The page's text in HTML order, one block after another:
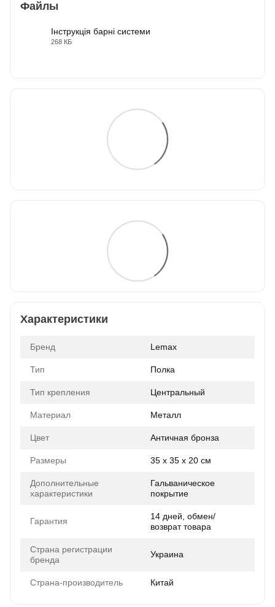
Файлы
Інструкція барні системи
268 КБ
Характеристики
Бренд Lemax
Тип Полка
Тип крепления Центральный
Материал Металл
Цвет Античная бронза
Размеры 35 x 35 x 20 см
Дополнительные
характеристики
Гальваническое
покрытие
Гарантия
14 дней, обмен/
возврат товара
Страна регистрации
бренда
Украина
Страна-производитель Китай